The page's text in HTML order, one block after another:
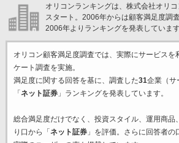
オリコンランキングは、株式会社オリ
スタート。2006年からは顧客満足度調
2006年よりランキングを発表しています
オリコン顧客満足度調査では、実際にサービスを
ケート調査を実施。
満足度に関する回答を基に、調査した31企業（サ
「ネット証券」ランキングを発表しています。
総合満足度だけでなく、投資スタイル、運用商品
り口から「ネット証券」を評価。さらに回答者の